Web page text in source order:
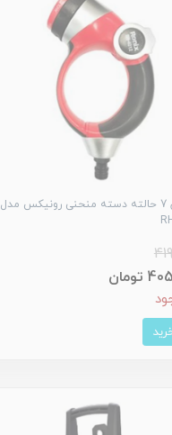
آبپاش 7 حالته دسته منحنی رونیکس مدل